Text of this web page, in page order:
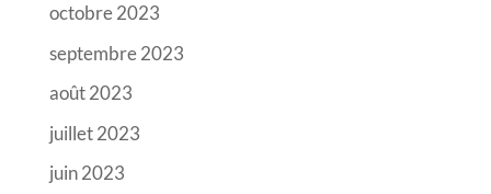
octobre 2023
septembre 2023
août 2023
juillet 2023
juin 2023